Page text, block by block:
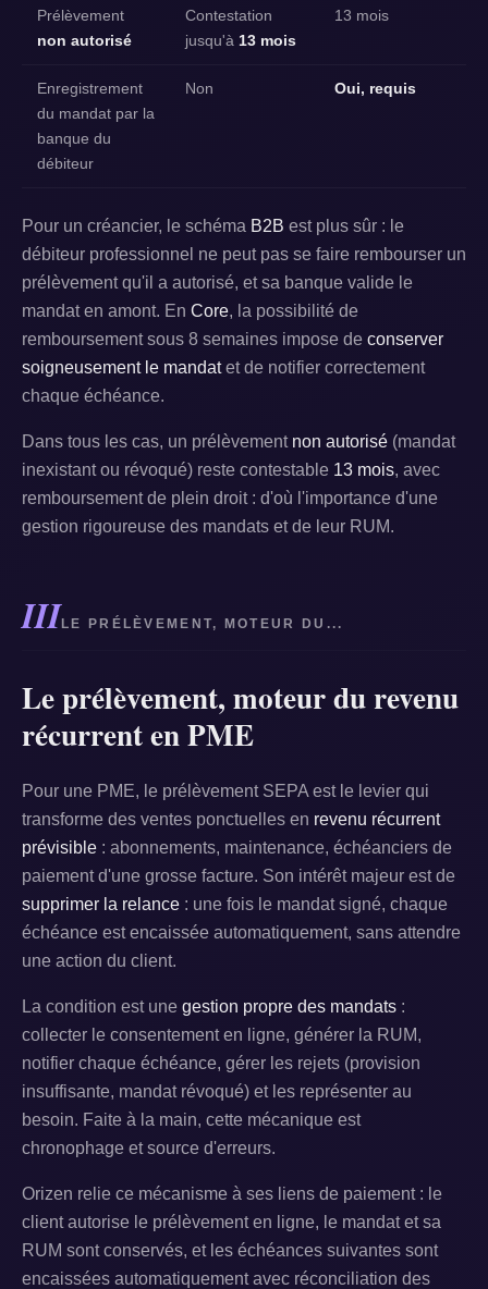
Prélèvement
non autorisé
Contestation
jusqu'à 13 mois
13 mois
Enregistrement
du mandat par la
banque du
débiteur
Non Oui, requis
Pour un créancier, le schéma B2B est plus sûr : le
débiteur professionnel ne peut pas se faire rembourser un
prélèvement qu'il a autorisé, et sa banque valide le
mandat en amont. En Core, la possibilité de
remboursement sous 8 semaines impose de conserver
soigneusement le mandatet de notifier correctement
chaque échéance.
Dans tous les cas, un prélèvement non autorisé (mandat
inexistant ou révoqué) reste contestable 13 mois, avec
remboursement de plein droit : d'où l'importance d'une
gestion rigoureuse des mandats et de leur RUM.
III LE PRÉLÈVEMENT, MOTEUR DU...
Le prélèvement, moteur du revenu
récurrent en PME
Pour une PME, le prélèvement SEPA est le levier qui
transforme des ventes ponctuelles en revenu récurrent
prévisible : abonnements, maintenance, échéanciers de
paiement d'une grosse facture. Son intérêt majeur est de
supprimer la relance : une fois le mandat signé, chaque
échéance est encaissée automatiquement, sans attendre
une action du client.
La condition est une gestion propre des mandats :
collecter le consentement en ligne, générer la RUM,
notifier chaque échéance, gérer les rejets (provision
insuffisante, mandat révoqué) et les représenter au
besoin. Faite à la main, cette mécanique est
chronophage et source d'erreurs.
Orizen relie ce mécanisme à ses liens de paiement : le
client autorise le prélèvement en ligne, le mandat et sa
RUM sont conservés, et les échéances suivantes sont
encaissées automatiquement avec réconciliation des